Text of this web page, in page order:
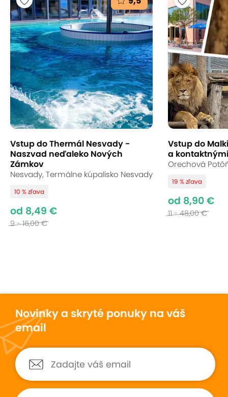
VULCANO Guesthouse, Veľký Krtíš - Vinica (mapa)
Chutný syr, kvalitné víno a exkluzívny výhľad na
vulkanickú horu Stráž týčiacu sa nad rozsiahlym
vinohradom. Takýto jedinečný zážitok si odnesiete z
Penziónu Vulcán, ktorý leží priamo v srdci
vinohradu. Penzión s bohatou históriou sa stane
nielen miestom pre oddych, ale aj zázemím s
osobitým šarmom, vďaka čomu sa ešte hlbšie
Sledovať Zdielať
Novinka na ZľavaDňa
hodnotení s priemerom 8,9.
Prečo si vybrať túto ponuku
Exkluzívny výhľad na vulkanickú horu Stráž
Vstup do Thermál Nesvady -
Naszvad neďaleko Nových
Zámkov
Nesvady, Termálne kúpalisko Nesvady
10 % zľava
od 8,49 €
9 - 16,00 €
Vstup do
a
Orechová
19 % zľava
od 8,90 €
11 - 48,00 €
Novinky a skryté ponuky na váš
email